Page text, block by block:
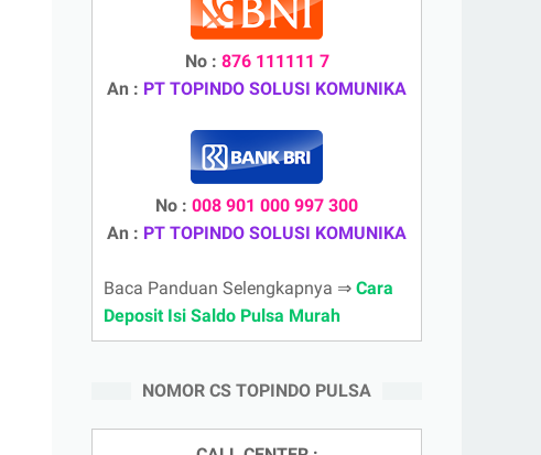
No : 876 111111 7
An : PT TOPINDO SOLUSI KOMUNIKA
No : 008 901 000 997 300
An : PT TOPINDO SOLUSI KOMUNIKA
Baca Panduan Selengkapnya ⇒ Cara
Deposit Isi Saldo Pulsa Murah
NOMOR CS TOPINDO PULSA